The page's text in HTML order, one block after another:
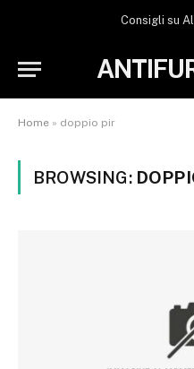
Consigli su
Home » doppio pir
BROWSING: